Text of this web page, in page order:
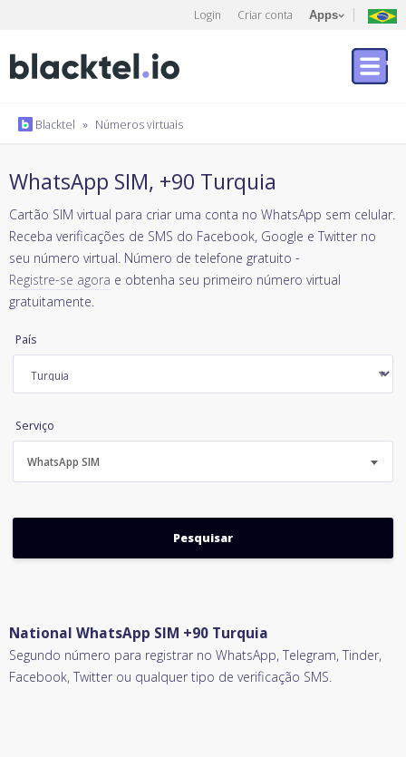
Login Criar conta Apps
Blacktel » Números virtuais
WhatsApp SIM, +90 Turquia
Cartão SIM virtual para criar uma conta no WhatsApp sem celular.
Receba verificações de SMS do Facebook, Google e Twitter no
seu número virtual. Número de telefone gratuito -
Registre-se agora e obtenha seu primeiro número virtual
gratuitamente.
País
Serviço
WhatsApp SIM
National WhatsApp SIM +90 Turquia
Segundo número para registrar no WhatsApp, Telegram, Tinder,
Facebook, Twitter ou qualquer tipo de verificação SMS.